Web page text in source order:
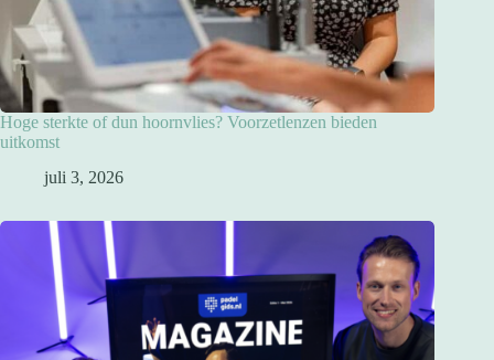
Hoge sterkte of dun hoornvlies? Voorzetlenzen bieden
uitkomst
juli 3, 2026